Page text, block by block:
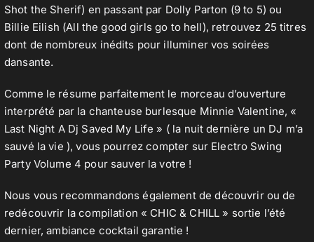
Shot the Sherif) en passant par Dolly Parton (9 to 5) ou
Billie Eilish (All the good girls go to hell), retrouvez 25 titres
dont de nombreux inédits pour illuminer vos soirées
dansante.
Comme le résume parfaitement le morceau d’ouverture
interprété par la chanteuse burlesque Minnie Valentine, «
Last Night A Dj Saved My Life » ( la nuit dernière un DJ m’a
sauvé la vie ), vous pourrez compter sur Electro Swing
Party Volume 4 pour sauver la votre !
Nous vous recommandons également de découvrir ou de
redécouvrir la compilation « CHIC & CHILL » sortie l’été
dernier, ambiance cocktail garantie !